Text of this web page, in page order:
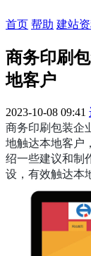
首页 帮助 建站
商务印刷
地客户
2023-10-08 09:41
商务印刷包装企
地触达本地客户
绍一些建议和制
设，有效触达本